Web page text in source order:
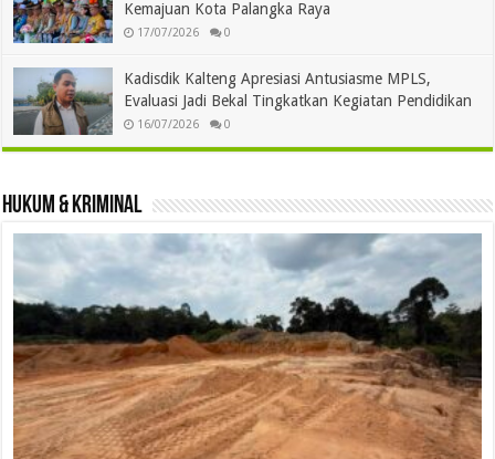
Kemajuan Kota Palangka Raya
17/07/2026 0
Kadisdik Kalteng Apresiasi Antusiasme MPLS,
Evaluasi Jadi Bekal Tingkatkan Kegiatan Pendidikan
16/07/2026 0
Hukum & Kriminal